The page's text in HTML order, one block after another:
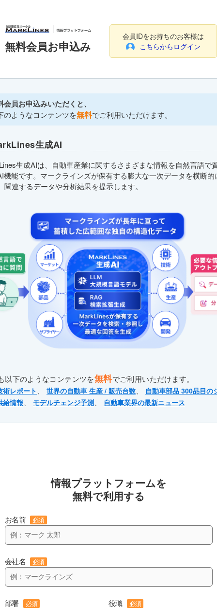
無料会員お申込み
会員IDをお持ちのお客様は
こちらからログイン
会員お申込みいただくと、
のようなコンテンツを無料でご利用いただけます。
生成AI
生成AIは、自動車産業に関するさまざまな情報を自然言語で
機能です。マークラインズが保有する膨大な一次データを横断的
関連するデータや分析結果を提示します。
以下のようなコンテンツを無料でご利用いただけます。
術レポート 、 世界の自動車 生産 / 販売台数、
自動車部品 300品目の
給情報、 モデルチェンジ予測、 自動車業界の最新ニュース
情報プラットフォームを
無料で利用する
お名前 必須
会社名 必須
部署 必須 役職 必須